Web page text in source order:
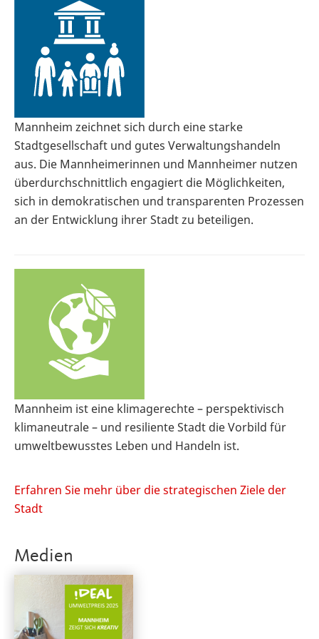
Mannheim zeichnet sich durch eine starke
Stadtgesellschaft und gutes Verwaltungshandeln
aus. Die Mannheimerinnen und Mannheimer nutzen
überdurchschnittlich engagiert die Möglichkeiten,
sich in demokratischen und transparenten Prozessen
an der Entwicklung ihrer Stadt zu beteiligen.
Mannheim ist eine klimagerechte – perspektivisch
klimaneutrale – und resiliente Stadt die Vorbild für
umweltbewusstes Leben und Handeln ist.
Erfahren Sie mehr über die strategischen Ziele der
Stadt
Medien